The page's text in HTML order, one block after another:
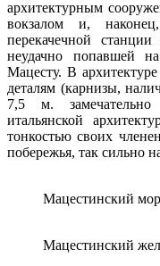
архитектурным
вокзалом и,
перекачечной
неудачно попавшей
Мацесту. В
деталям (карнизы,
7,5 м.
итальянской
тонкостью своих
побережья, так сильно
Мацестинский
Мацестинский